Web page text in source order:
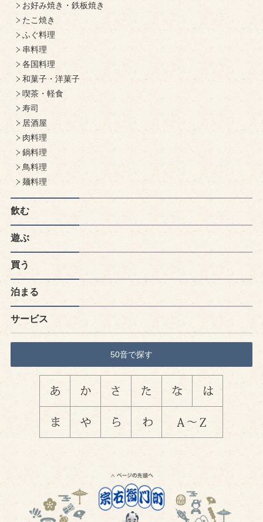
お好み焼き・鉄板焼き
たこ焼き
ふぐ料理
串料理
各国料理
和菓子・洋菓子
喫茶・軽食
寿司
居酒屋
肉料理
鍋料理
鳥料理
麺料理
飲む
遊ぶ
買う
泊まる
サービス
50音で探す